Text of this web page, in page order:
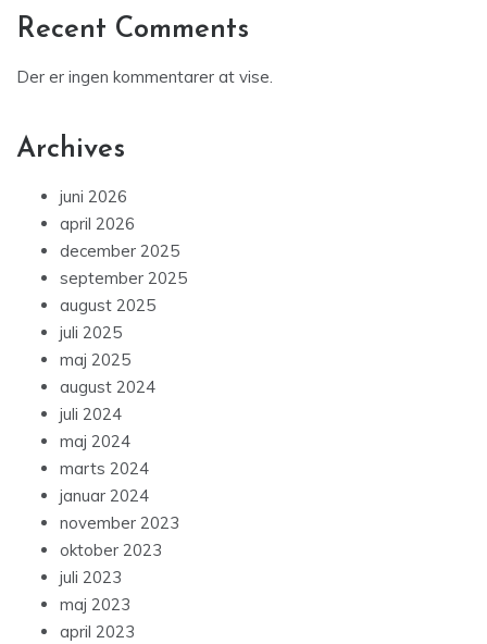
Recent Comments
Der er ingen kommentarer at vise.
Archives
juni 2026
april 2026
december 2025
september 2025
august 2025
juli 2025
maj 2025
august 2024
juli 2024
maj 2024
marts 2024
januar 2024
november 2023
oktober 2023
juli 2023
maj 2023
april 2023